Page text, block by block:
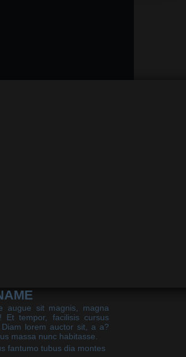
augue sit magnis, magna
Et tempor, facilisis cursus
lorem auctor sit, a a?
massa nunc habitasse.
fantumo tubus dia montes